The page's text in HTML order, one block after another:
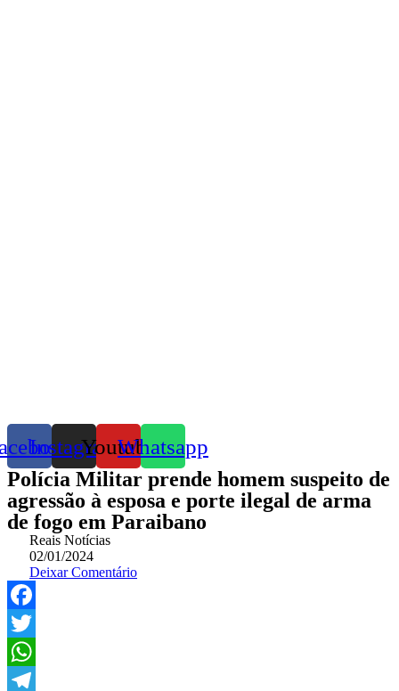
InstagramYoutubeWhatsapp
Polícia Militar prende homem suspeito de
agressão à esposa e porte ilegal de arma
de fogo em Paraibano
Reais Notícias
02/01/2024
Deixar Comentário
Facebook
Twitter
WhatsApp